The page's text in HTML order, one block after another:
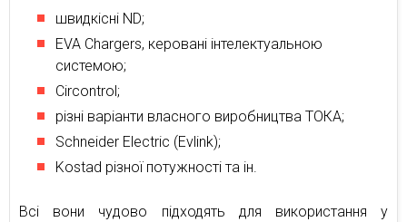
швидкісні ND;
EVA Chargers, керовані інтелектуальною
системою;
Circontrol;
різні варіанти власного виробництва ТОКА;
Schneider Electric (Evlink);
Kostad різної потужності та ін.
Всі вони чудово підходять для використання у